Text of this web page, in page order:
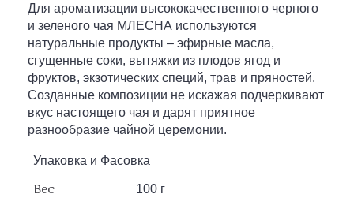
Для ароматизации высококачественного черного
и зеленого чая МЛЕСНА используются
натуральные продукты – эфирные масла,
сгущенные соки, вытяжки из плодов ягод и
фруктов, экзотических специй, трав и пряностей.
Созданные композиции не искажая подчеркивают
вкус настоящего чая и дарят приятное
разнообразие чайной церемонии.
Упаковка и Фасовка
Вес 100 г